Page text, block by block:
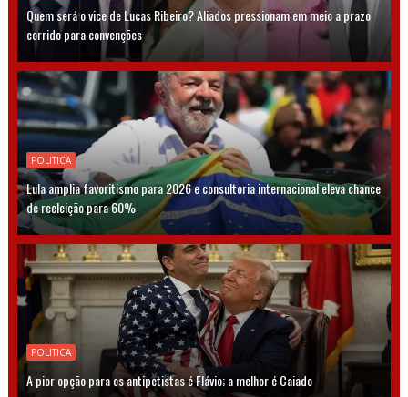
Quem será o vice de Lucas Ribeiro? Aliados pressionam em meio a prazo
corrido para convenções
POLITICA
Lula amplia favoritismo para 2026 e consultoria internacional eleva chance
de reeleição para 60%
POLITICA
A pior opção para os antipetistas é Flávio; a melhor é Caiado